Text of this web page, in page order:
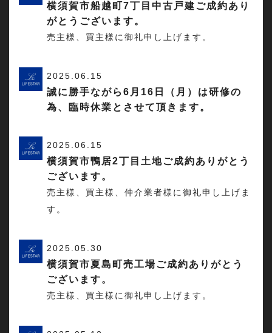
横須賀市船越町7丁目中古戸建ご成約あり
がとうございます。
売主様、買主様に御礼申し上げます。
2025.06.15
誠に勝手ながら6月16日（月）は研修の
為、臨時休業とさせて頂きます。
2025.06.15
横須賀市鴨居2丁目土地ご成約ありがとう
ございます。
売主様、買主様、仲介業者様に御礼申し上げま
す。
2025.05.30
横須賀市夏島町売工場ご成約ありがとう
ございます。
売主様、買主様に御礼申し上げます。